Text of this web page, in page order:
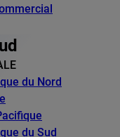
du Nord
du Sud